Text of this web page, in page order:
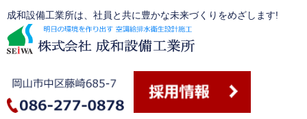
テ
ス
成和設備工業所は、社員と共に豊かな未来づくりをめざします!